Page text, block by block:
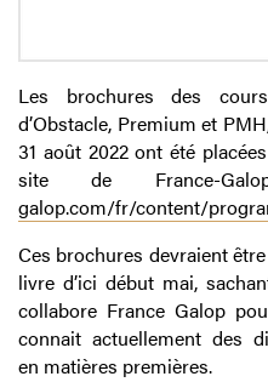
Les brochures des
d’Obstacle, Premium et
31 août 2022 ont été
site de France-
galop.com/fr/content/
Ces brochures devraient
livre d’ici début mai,
collabore France Galop
connait actuellement des
en matières premières.